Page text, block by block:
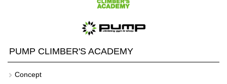
PUMP CLIMBER'S ACADEMY
Concept